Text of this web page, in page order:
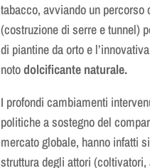
tabacco, avviando un
(costruzione di serre e tunnel)
di piantine da orto e l’innovativa
notodolcificante naturale.
I profondi cambiamenti
politiche a sostegno del
mercato globale, hanno infatti
struttura degli attori (coltivatori,